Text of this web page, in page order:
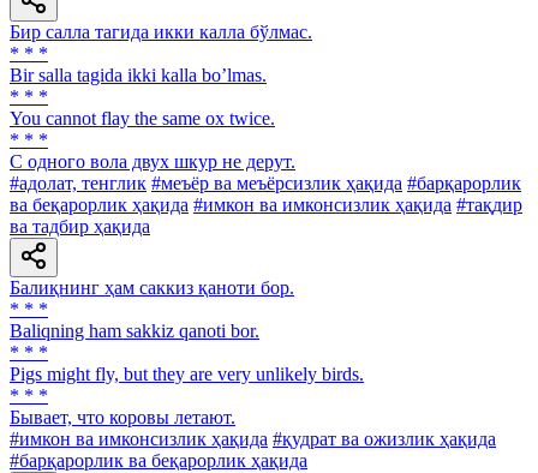
Бир салла тагида икки калла бўлмас.
* * *
Bir salla tagida ikki kalla boʼlmas.
* * *
You cannot flay the same ox twice.
* * *
С одного вола двух шкур не дерут.
#адолат, тенглик #меъёр ва меъёрсизлик ҳақида #барқарорлик
ва беқарорлик ҳақида #имкон ва имконсизлик ҳақида #тақдир
ва тадбир ҳақида
Балиқнинг ҳам саккиз қаноти бор.
* * *
Baliqning ham sakkiz qanoti bor.
* * *
Pigs might fly, but they are very unlikely birds.
* * *
Бывает, что коровы летают.
#имкон ва имконсизлик ҳақида #қудрат ва ожизлик ҳақида
#барқарорлик ва беқарорлик ҳақида